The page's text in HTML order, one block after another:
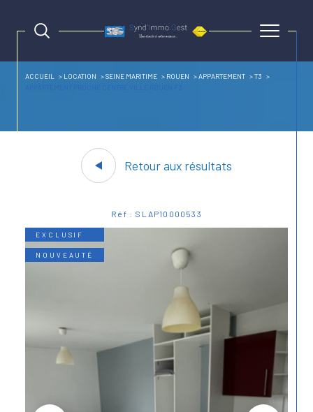
ACCUEIL LOCATION SEINE MARITIME ROUEN APPARTEMENT
T3
Retour aux résultats
Réf : SLAP10000533
EXCLUSIF
NOUVEAUTÉ